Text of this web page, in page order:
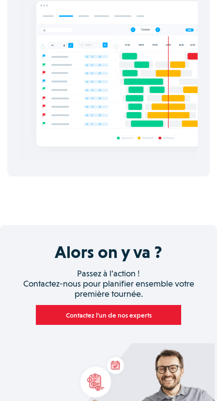
Alors on y va ?
Passez à l’action !
Contactez-nous pour planifier ensemble votre
première tournée.
Contactez l’un de nos experts